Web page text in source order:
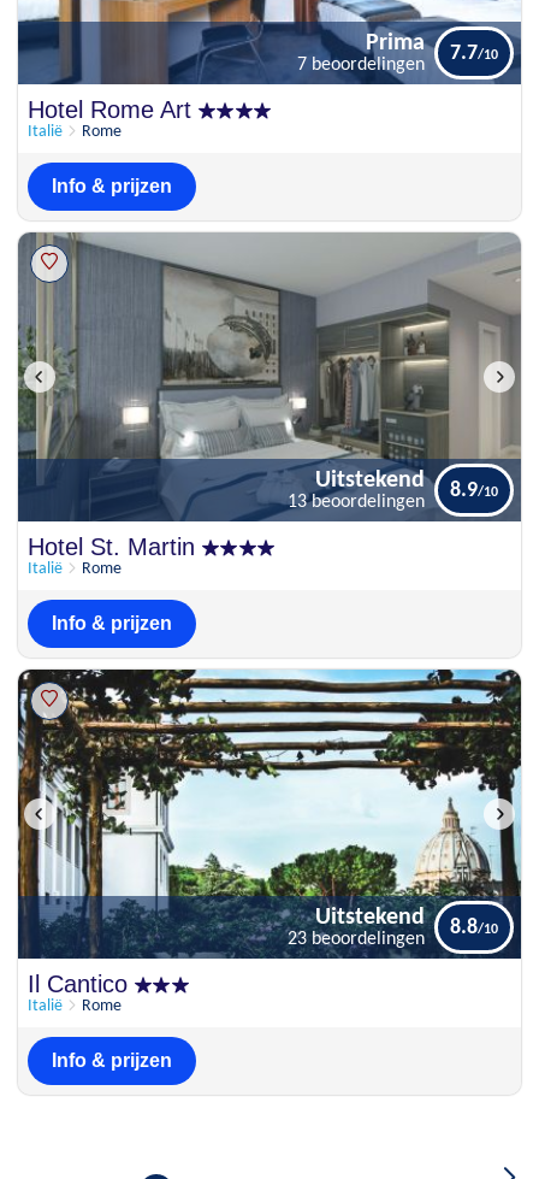
Hotel Rome Art
Italië Rome
Prima
7 beoordelingen
7.7
Info & prijzen
Hotel St. Martin
Italië Rome
Uitstekend
13 beoordelingen
8.9
Info & prijzen
Il Cantico
Italië Rome
Uitstekend
23 beoordelingen
8.8
Info & prijzen